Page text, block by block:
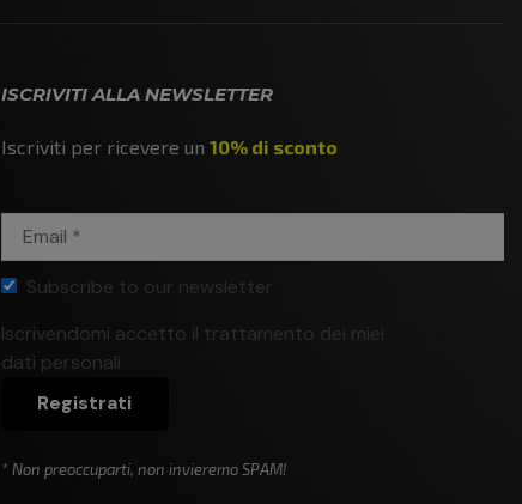
ISCRIVITI ALLA NEWSLETTER
Iscriviti per ricevere un 10% di sconto
Subscribe to our newsletter
Iscrivendomi accetto il trattamento dei miei
dati personali
Registrati
* Non preoccuparti, non invieremo SPAM!